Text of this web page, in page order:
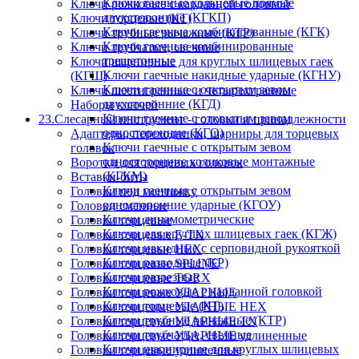
Ключи рожковые с карданной головкой
Ключи торцевые (КТ)
Ключи трубные рычажные (КТР)
Ключи трубчатые, свечные
Ключи шарнирные для круглых шлицевых гаек
(КГШ)
Ключи шестигранные и четырехгранные
Наборы ключей
23.Слесарный инструмент - головки и принадлежности
Адаптеры, переходники, шарниры для торцевых
головок
Воротки для торцевых головок
Вставки-биты
Головки под монтажку
Головки сменные
Головки торцевые
Головки торцевые E-TX
Головки торцевые HEX
Головки торцевые SPLINE
Головки торцевые TORX
Головки торцевые УДАРНЫЕ
Головки торцевые УДАРНЫЕ HEX
Головки торцевые УДАРНЫЕ TX
Головки торцевые УДАРНЫЕ удлиненные
Головки торцевые удлиненные
Ключи гаечные кольцевые прямые
двухсторонние (КГКП)
Ключи гаечные комбинированные (КГК)
Ключи гаечные комбинированные
трещеточные
Ключи гаечные накидные ударные (КГНУ)
Ключи гаечные с открытым зевом
двухсторонние (КГД)
Ключи гаечные с открытым зевом
односторонние (КГО)
Ключи гаечные с открытым зевом
односторонние коликовые монтажные
(КГКМ)
Ключи гаечные с открытым зевом
односторонние ударные (КГОУ)
Ключи динамометрические
Ключи для круглых шлицевых гаек (КГЖ)
Ключи накидные с серповидной рукояткой
Ключи разводные (КР)
Ключи разрезные
Ключи рожковые с карданной головкой
Ключи торцевые (КТ)
Ключи трубные рычажные (КТР)
Ключи трубчатые, свечные
Ключи шарнирные для круглых шлицевых